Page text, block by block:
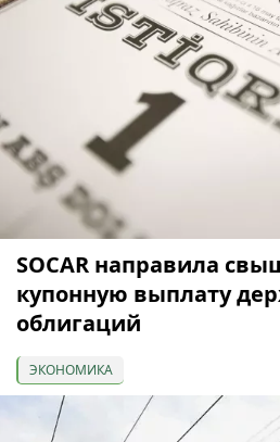
SOCAR направила
купонную выплату
облигаций
ЭКОНОМИКА